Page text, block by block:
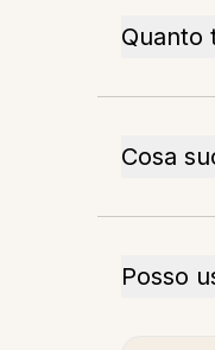
Quanto
Cosa
Posso